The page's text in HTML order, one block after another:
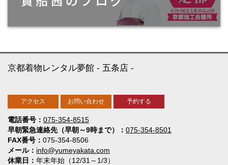
電話番号
075-354-8515
早朝緊急連絡先（早朝～9時まで）
075-354-8501
FAX番号
075-354-8506
メール
info@yumeyakata.com
休業日
年末年始（12/31～1/3）
京都着物レンタル夢館 五条店
アクセス お問い合わせ 予約する